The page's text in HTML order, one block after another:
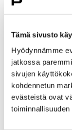
Tämä sivusto
Hyödynnämme
jatkossa
sivujen
kohdennetun
evästeistä ovat
toiminnallisuuden
Etusivu